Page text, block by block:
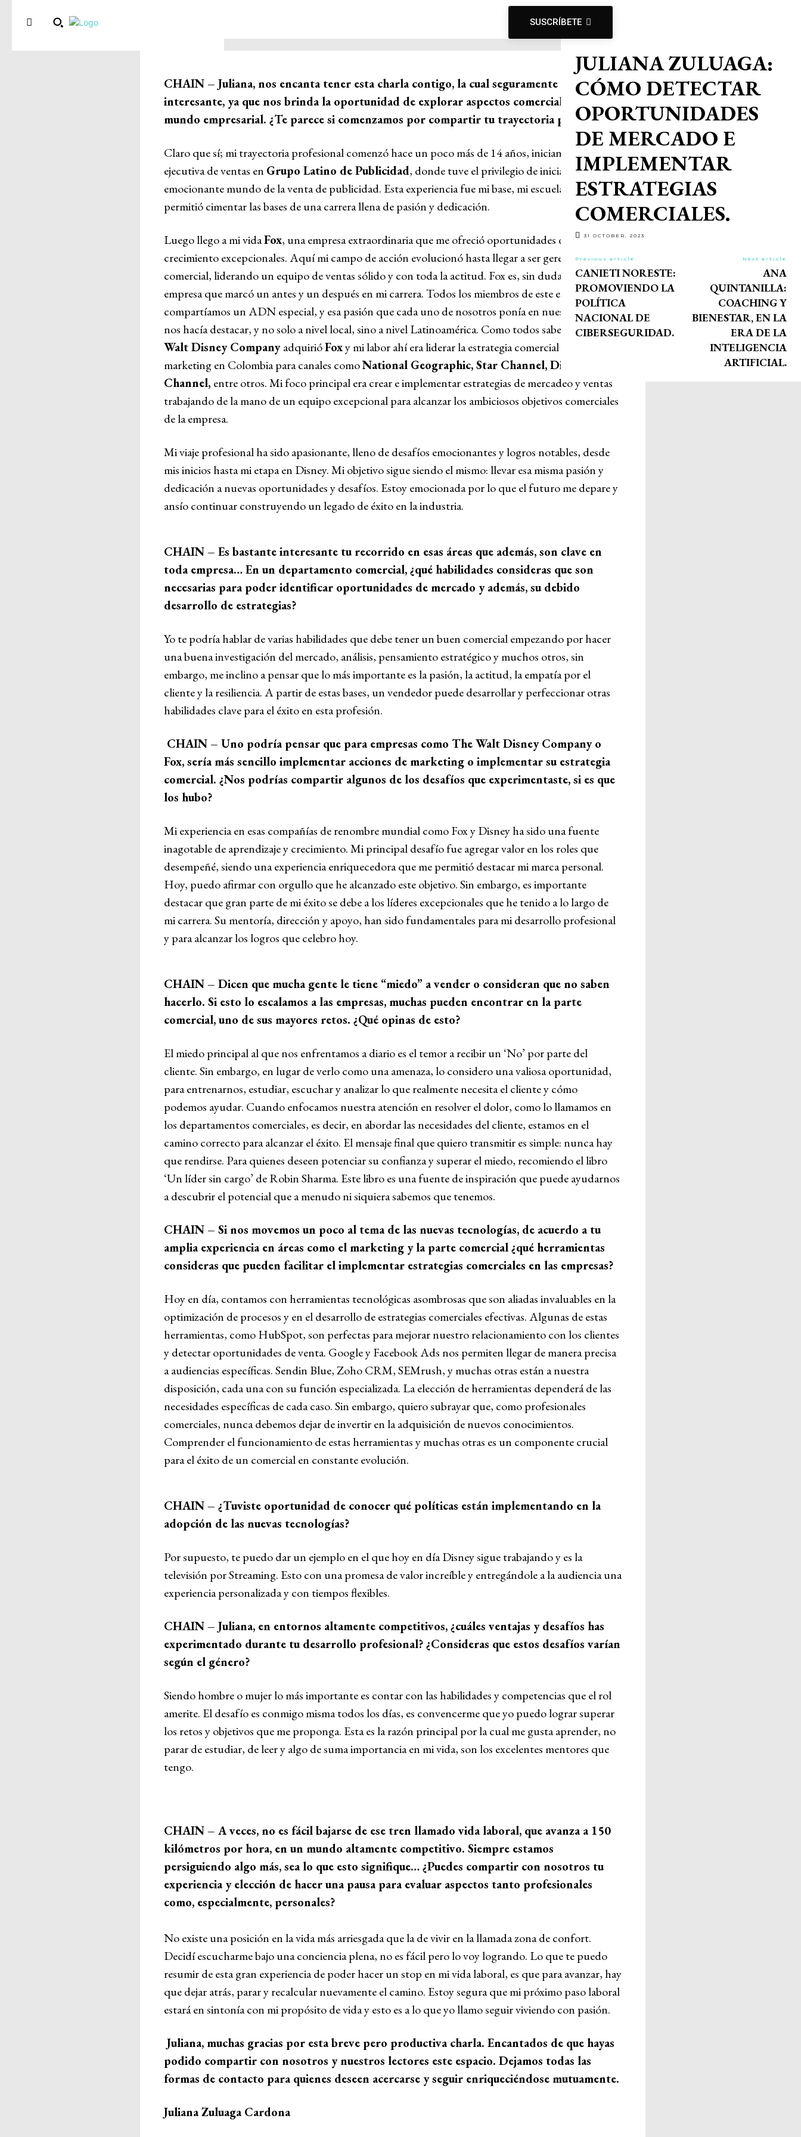
SUSCRÍBETE
CHAIN – Juliana, nos encanta tener esta charla contigo, la cual seguramente será muy
interesante, ya que nos brinda la oportunidad de explorar aspectos comerciales en el
mundo empresarial. ¿Te parece si comenzamos por compartir tu trayectoria profesional?
Claro que sí; mi trayectoria profesional comenzó hace un poco más de 14 años, iniciando como
ejecutiva de ventas en Grupo Latino de Publicidad, donde tuve el privilegio de iniciar en el
emocionante mundo de la venta de publicidad. Esta experiencia fue mi base, mi escuela, y me
permitió cimentar las bases de una carrera llena de pasión y dedicación.
Luego llego a mi vidaFox, una empresa extraordinaria que me ofreció oportunidades de
crecimiento excepcionales. Aquí mi campo de acción evolucionó hasta llegar a ser gerente
comercial, liderando un equipo de ventas sólido y con toda la actitud. Fox es, sin duda, una
empresa que marcó un antes y un después en mi carrera. Todos los miembros de este equipo
compartíamos un ADN especial, y esa pasión que cada uno de nosotros ponía en nuestro trabajo
nos hacía destacar, y no solo a nivel local, sino a nivel Latinoamérica. Como todos sabemos,The
Walt Disney CompanyadquirióFoxy mi labor ahí era liderar la estrategia comercial y de
marketing en Colombia para canales comoNational Geographic, Star Channel, Disney
Channel, entre otros. Mi foco principal era crear e implementar estrategias de mercadeo y ventas
trabajando de la mano de un equipo excepcional para alcanzar los ambiciosos objetivos comerciales
de la empresa.
Mi viaje profesional ha sido apasionante, lleno de desafíos emocionantes y logros notables, desde
mis inicios hasta mi etapa en Disney. Mi objetivo sigue siendo el mismo: llevar esa misma pasión y
dedicación a nuevas oportunidades y desafíos. Estoy emocionada por lo que el futuro me depare y
ansío continuar construyendo un legado de éxito en la industria.
CHAIN – Es bastante interesante tu recorrido en esas áreas que además, son clave en
toda empresa… En un departamento comercial, ¿qué habilidades consideras que son
necesarias para poder identificar oportunidades de mercado y además, su debido
desarrollo de estrategias?
Yo te podría hablar de varias habilidades que debe tener un buen comercial empezando por hacer
una buena investigación del mercado, análisis, pensamiento estratégico y muchos otros, sin
embargo, me inclino a pensar que lo más importante es la pasión, la actitud, la empatía por el
cliente y la resiliencia. A partir de estas bases, un vendedor puede desarrollar y perfeccionar otras
habilidades clave para el éxito en esta profesión.
CHAIN – Uno podría pensar que para empresas como The Walt Disney Company o
Fox, sería más sencillo implementar acciones de marketing o implementar su estrategia
comercial. ¿Nos podrías compartir algunos de los desafíos que experimentaste, si es que
los hubo?
Mi experiencia en esas compañías de renombre mundial como Fox y Disney ha sido una fuente
inagotable de aprendizaje y crecimiento. Mi principal desafío fue agregar valor en los roles que
desempeñé, siendo una experiencia enriquecedora que me permitió destacar mi marca personal.
Hoy, puedo afirmar con orgullo que he alcanzado este objetivo. Sin embargo, es importante
destacar que gran parte de mi éxito se debe a los líderes excepcionales que he tenido a lo largo de
mi carrera. Su mentoría, dirección y apoyo, han sido fundamentales para mi desarrollo profesional
y para alcanzar los logros que celebro hoy.
CHAIN – Dicen que mucha gente le tiene “miedo” a vender o consideran que no saben
hacerlo. Si esto lo escalamos a las empresas, muchas pueden encontrar en la parte
comercial, uno de sus mayores retos. ¿Qué opinas de esto?
El miedo principal al que nos enfrentamos a diario es el temor a recibir un ‘No’ por parte del
cliente. Sin embargo, en lugar de verlo como una amenaza, lo considero una valiosa oportunidad,
para entrenarnos, estudiar, escuchar y analizar lo que realmente necesita el cliente y cómo
podemos ayudar. Cuando enfocamos nuestra atención en resolver el dolor, como lo llamamos en
los departamentos comerciales, es decir, en abordar las necesidades del cliente, estamos en el
camino correcto para alcanzar el éxito. El mensaje final que quiero transmitir es simple: nunca hay
que rendirse. Para quienes deseen potenciar su confianza y superar el miedo, recomiendo el libro
‘Un líder sin cargo’ de Robin Sharma. Este libro es una fuente de inspiración que puede ayudarnos
a descubrir el potencial que a menudo ni siquiera sabemos que tenemos.
CHAIN – Si nos movemos un poco al tema de las nuevas tecnologías, de acuerdo a tu
amplia experiencia en áreas como el marketing y la parte comercial ¿qué herramientas
consideras que pueden facilitar el implementar estrategias comerciales en las empresas?
Hoy en día, contamos con herramientas tecnológicas asombrosas que son aliadas invaluables en la
optimización de procesos y en el desarrollo de estrategias comerciales efectivas. Algunas de estas
herramientas, como HubSpot, son perfectas para mejorar nuestro relacionamiento con los clientes
y detectar oportunidades de venta. Google y Facebook Ads nos permiten llegar de manera precisa
a audiencias específicas. Sendin Blue, Zoho CRM, SEMrush, y muchas otras están a nuestra
disposición, cada una con su función especializada. La elección de herramientas dependerá de las
necesidades específicas de cada caso. Sin embargo, quiero subrayar que, como profesionales
comerciales, nunca debemos dejar de invertir en la adquisición de nuevos conocimientos.
Comprender el funcionamiento de estas herramientas y muchas otras es un componente crucial
para el éxito de un comercial en constante evolución.
CHAIN – ¿Tuviste oportunidad de conocer qué políticas están implementando en la
adopción de las nuevas tecnologías?
Por supuesto, te puedo dar un ejemplo en el que hoy en día Disney sigue trabajando y es la
televisión por Streaming. Esto con una promesa de valor increíble y entregándole a la audiencia una
experiencia personalizada y con tiempos flexibles.
CHAIN – Juliana, en entornos altamente competitivos, ¿cuáles ventajas y desafíos has
experimentado durante tu desarrollo profesional? ¿Consideras que estos desafíos varían
según el género?
Siendo hombre o mujer lo más importante es contar con las habilidades y competencias que el rol
amerite. El desafío es conmigo misma todos los días, es convencerme que yo puedo lograr superar
los retos y objetivos que me proponga. Esta es la razón principal por la cual me gusta aprender, no
parar de estudiar, de leer y algo de suma importancia en mi vida, son los excelentes mentores que
tengo.
CHAIN – A veces, no es fácil bajarse de ese tren llamado vida laboral, que avanza a 150
kilómetros por hora, en un mundo altamente competitivo. Siempre estamos
persiguiendo algo más, sea lo que esto signifique… ¿Puedes compartir con nosotros tu
experiencia y elección de hacer una pausa para evaluar aspectos tanto profesionales
como, especialmente, personales?
No existe una posición en la vida más arriesgada que la de vivir en la llamada zona de confort.
Decidí escucharme bajo una conciencia plena, no es fácil pero lo voy logrando. Lo que te puedo
resumir de esta gran experiencia de poder hacer un stop en mi vida laboral, es que para avanzar, hay
que dejar atrás, parar y recalcular nuevamente el camino. Estoy segura que mi próximo paso laboral
estará en sintonía con mi propósito de vida y esto es a lo que yo llamo seguir viviendo con pasión.
Juliana, muchas gracias por esta breve pero productiva charla. Encantados de que hayas
podido compartir con nosotros y nuestros lectores este espacio. Dejamos todas las
formas de contacto para quienes deseen acercarse y seguir enriqueciéndose mutuamente.
Juliana Zuluaga Cardona
JULIANA ZULUAGA:
CÓMO DETECTAR
OPORTUNIDADES
DE MERCADO E
IMPLEMENTAR
ESTRATEGIAS
COMERCIALES.
31 OCTOBER, 2023
Previous article
CANIETI NORESTE:
PROMOVIENDO LA
POLÍTICA
NACIONAL DE
CIBERSEGURIDAD.
Next article
ANA
QUINTANILLA:
COACHING Y
BIENESTAR, EN LA
ERA DE LA
INTELIGENCIA
ARTIFICIAL.